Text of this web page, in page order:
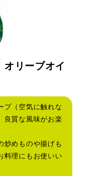
オリーブオイ
プ（空気に触れな
良質な風味がお楽
炒めものや揚げも
料理にもお使いい